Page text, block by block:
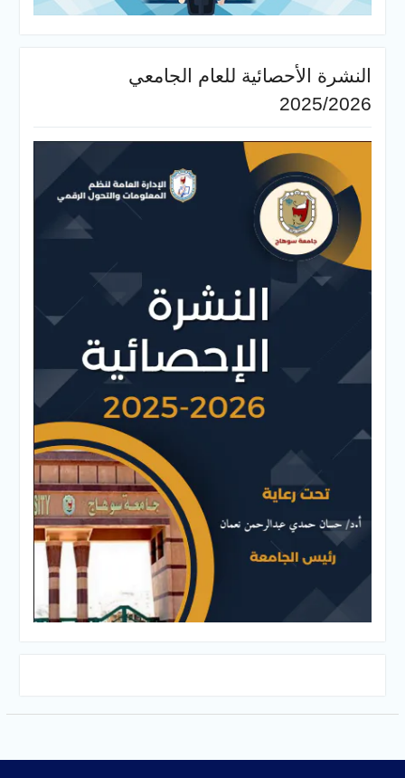
النشرة الأحصائية للعام الجامعي
2025/2026